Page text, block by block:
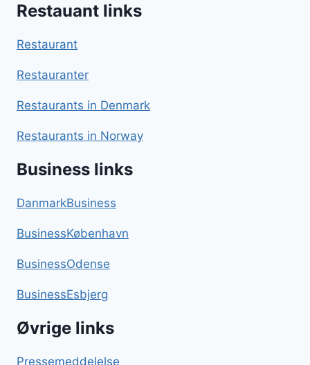
Restauant links
Restaurant
Restauranter
Restaurants in Denmark
Restaurants in Norway
Business links
DanmarkBusiness
BusinessKøbenhavn
BusinessOdense
BusinessEsbjerg
Øvrige links
Pressemeddelelse